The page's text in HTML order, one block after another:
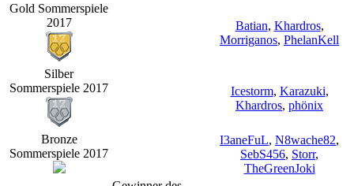
Gold Sommerspiele
2017
Batian, Khardros,
Morriganos, PhelanKell
Silber
Sommerspiele 2017
Icestorm, Karazuki,
Khardros, phönix
Bronze
Sommerspiele 2017
I3aneFuL, N8wache82,
SebS456, Storr,
TheGreenJoki